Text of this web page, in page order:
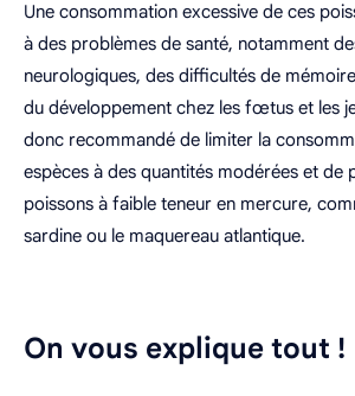
Une consommation excessive de ces
à des problèmes de santé, notamment
neurologiques, des difficultés de
du développement chez les fœtus et les
donc recommandé de limiter la
espèces à des quantités modérées et de
poissons à faible teneur en mercure,
sardine ou le maquereau atlantique.
On vous explique tout !